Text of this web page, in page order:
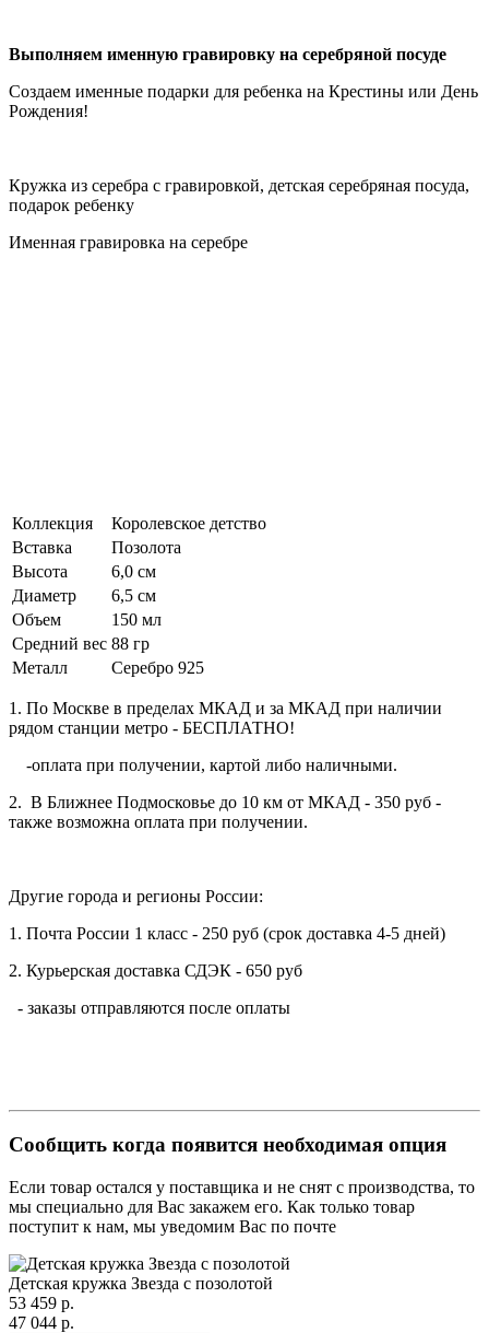
Выполняем именную гравировку на серебряной посуде
Создаем именные подарки для ребенка на Крестины или День
Рождения!
Кружка из серебра с гравировкой, детская серебряная посуда,
подарок ребенку
Именная гравировка на серебре
Коллекция
Королевское детство
Вставка
Позолота
Высота
6,0 см
Диаметр
6,5 см
Объем
150 мл
Средний вес 88 гр
Металл
Серебро 925
1. По Москве в пределах МКАД и за МКАД при наличии
рядом станции метро - БЕСПЛАТНО!
-оплата при получении, картой либо наличными.
2. В Ближнее Подмосковье до 10 км от МКАД - 350 руб -
также возможна оплата при получении.
Другие города и регионы России:
1. Почта России 1 класс - 250 руб (срок доставка 4-5 дней)
2. Курьерская доставка СДЭК - 650 руб
- заказы отправляются после оплаты
Сообщить когда появится необходимая опция
Если товар остался у поставщика и не снят с производства, то
мы специально для Вас закажем его. Как только товар
поступит к нам, мы уведомим Вас по почте
Детская кружка Звезда с позолотой
53 459 р.
47 044 р.